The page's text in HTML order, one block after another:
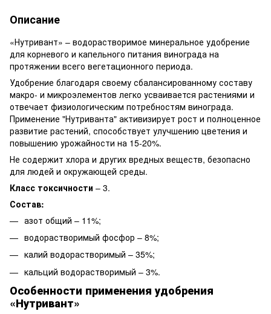
Описание
«Нутривант» – водорастворимое минеральное удобрение
для корневого и капельного питания винограда на
протяжении всего вегетационного периода.
Удобрение благодаря своему сбалансированному составу
макро- и микроэлементов легко усваивается растениями и
отвечает физиологическим потребностям винограда.
Применение "Нутриванта" активизирует рост и полноценное
развитие растений, способствует улучшению цветения и
повышению урожайности на 15-20%.
Не содержит хлора и других вредных веществ, безопасно
для людей и окружающей среды.
Класс токсичности – 3.
Состав:
азот общий – 11%;
водорастворимый фосфор – 8%;
калий водорастворимый – 35%;
кальций водорастворимый – 3%.
Особенности применения удобрения
«Нутривант»